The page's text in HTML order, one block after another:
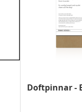
Doftpinnar -